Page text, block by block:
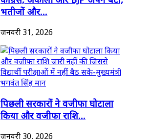
भतीजों और...
जनवरी 31, 2026
पिछली सरकारों ने वजीफा घोटाला
किया और वजीफा राशि...
जनवरी 30, 2026